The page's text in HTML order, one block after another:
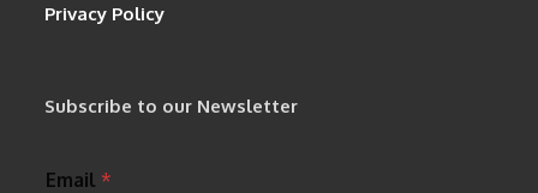
Privacy Policy
Subscribe to our Newsletter
Email *